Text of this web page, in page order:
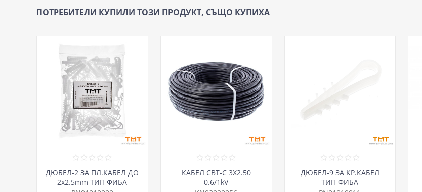
ПОТРЕБИТЕЛИ КУПИЛИ ТОЗИ ПРОДУКТ, СЪЩО КУПИХА
ДЮБЕЛ-2 ЗА ПЛ.КАБЕЛ ДО
2х2.5mm ТИП ФИБА
КАБЕЛ СВТ-С 3Х2.50
0.6/1kV
ДЮБЕЛ-9 ЗА КР.КАБЕЛ
ТИП ФИБА